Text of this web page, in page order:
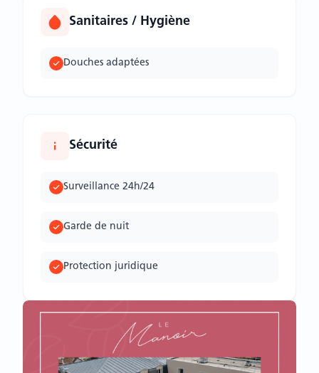
Sanitaires / Hygiène
Douches adaptées
Sécurité
Surveillance 24h/24
Garde de nuit
Protection juridique